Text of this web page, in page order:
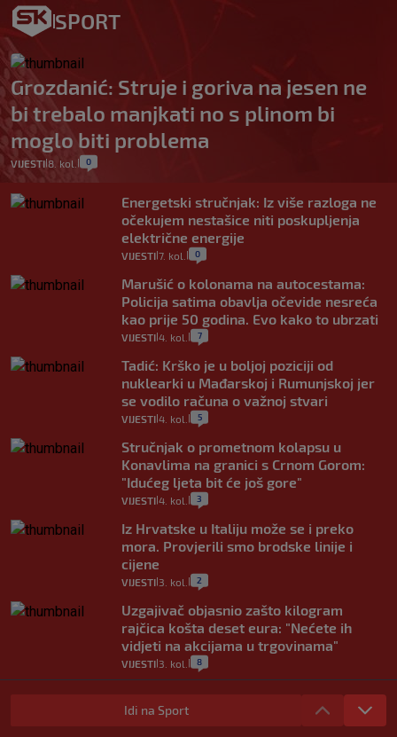
SPORT
Grozdanić: Struje i goriva na jesen ne
bi trebalo manjkati no s plinom bi
moglo biti problema
VIJESTI 8. kol. 0
Energetski stručnjak: Iz više razloga ne
očekujem nestašice niti poskupljenja
električne energije
VIJESTI 7. kol. 0
Marušić o kolonama na autocestama:
Policija satima obavlja očevide nesreća
kao prije 50 godina. Evo kako to ubrzati
VIJESTI 4. kol. 7
Tadić: Krško je u boljoj poziciji od
nuklearki u Mađarskoj i Rumunjskoj jer
se vodilo računa o važnoj stvari
VIJESTI 4. kol. 5
Stručnjak o prometnom kolapsu u
Konavlima na granici s Crnom Gorom:
"Idućeg ljeta bit će još gore"
VIJESTI 4. kol. 3
Iz Hrvatske u Italiju može se i preko
mora. Provjerili smo brodske linije i
cijene
VIJESTI 3. kol. 2
Uzgajivač objasnio zašto kilogram
rajčica košta deset eura: "Nećete ih
vidjeti na akcijama u trgovinama"
VIJESTI 3. kol. 8
Selidba je jedno od stresnijih iskustava.
Evo aktualnih cijena i nekoliko savjeta
Idi na Sport